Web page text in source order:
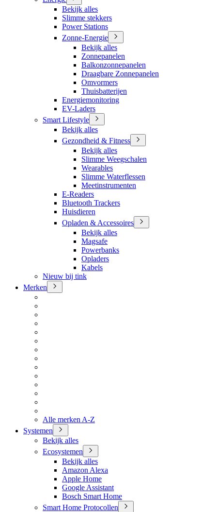
Bekijk alles
Slimme stekkers
Power Stations
Zonne-Energie
Bekijk alles
Zonnepanelen
Balkonzonnepanelen
Draagbare Zonnepanelen
Omvormers
Thuisbatterijen
Energiemonitoring
EV-Laders
Smart Lifestyle
Bekijk alles
Gezondheid & Fitness
Bekijk alles
Slimme Weegschalen
Wearables
Slimme Waterflessen
Meetinstrumenten
E-Readers
Bluetooth Trackers
Huisdieren
Opladen & Accessoires
Bekijk alles
Magsafe
Powerbanks
Opladers
Kabels
Nieuw bij tink
Merken
Alle merken A-Z
Systemen
Bekijk alles
Ecosystemen
Bekijk alles
Amazon Alexa
Apple Home
Google Assistant
Bosch Smart Home
Smart Home Protocollen